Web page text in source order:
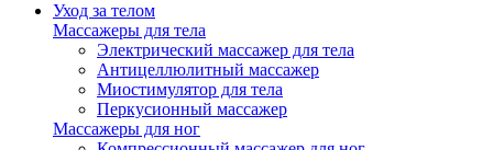
Уход за телом
Массажеры для тела
Электрический массажер для тела
Антицеллюлитный массажер
Миостимулятор для тела
Перкусионный массажер
Массажеры для ног